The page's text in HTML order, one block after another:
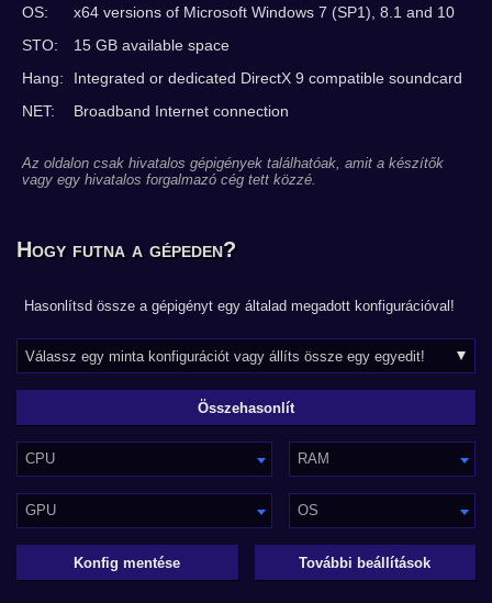
OS:
x64 versions of Microsoft Windows 7 (SP1), 8.1 and 10
STO:
15 GB available space
Hang:
Integrated or dedicated DirectX 9 compatible soundcard
NET:
Broadband Internet connection
Az oldalon csak hivatalos gépigények találhatóak, amit a készítők
vagy egy hivatalos forgalmazó cég tett közzé.
Hogy futna a gépeden?
Hasonlítsd össze a gépigényt egy általad megadott konfigurációval!
CPU RAM
GPU OS
Konfig mentése További beállítások